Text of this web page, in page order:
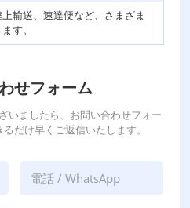
輸送、速達便など、さまざま
す。
せフォーム
いましたら、お問い合わせフォー
だけ早くご返信いたします。